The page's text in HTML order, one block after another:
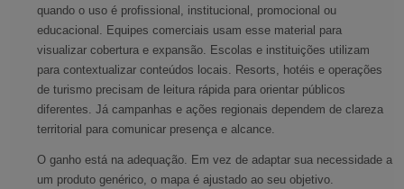
quando o uso é profissional, institucional, promocional ou
educacional. Equipes comerciais usam esse material para
visualizar cobertura e expansão. Escolas e instituições utilizam
para contextualizar conteúdos locais. Resorts, hotéis e operações
de turismo precisam de leitura rápida para orientar públicos
diferentes. Já campanhas e ações regionais dependem de clareza
territorial para comunicar presença e alcance.
O ganho está na adequação. Em vez de adaptar sua necessidade a
um produto genérico, o mapa é ajustado ao seu objetivo.